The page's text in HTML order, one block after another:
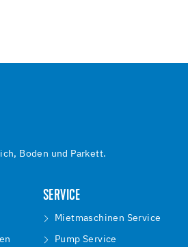
Boden und Parkett.
SERVICE
Mietmaschinen Service
Pump Service